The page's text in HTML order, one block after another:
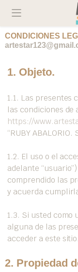
CONDICIONES
1. Objeto.
1.1. Las presentes
las condiciones de
https://
“RUBY ABALORIO.
1.2. El uso o el
adelante
comprendido las
y acuerda
1.3. Si usted como
alguna de las
acceder a este sitio.
2. Propiedad